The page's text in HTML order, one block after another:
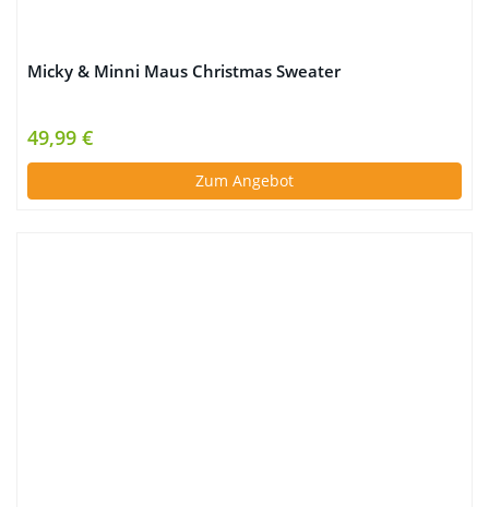
Micky & Minni Maus Christmas Sweater
49,99 €
Zum Angebot